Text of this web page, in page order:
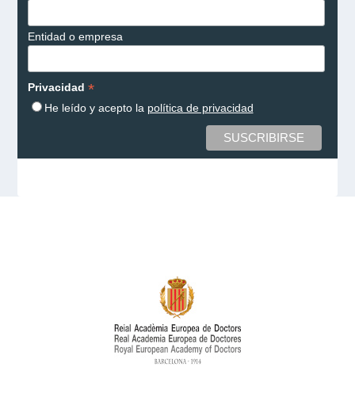
Entidad o empresa
Privacidad *
He leído y acepto la política de privacidad